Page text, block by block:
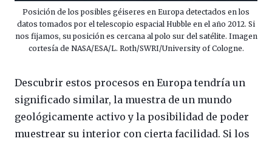
Posición de los posibles géiseres en Europa detectados en los
datos tomados por el telescopio espacial Hubble en el año 2012. Si
nos fijamos, su posición es cercana al polo sur del satélite. Imagen
cortesía de NASA/ESA/L. Roth/SWRI/University of Cologne.
Descubrir estos procesos en Europa tendría un
significado similar, la muestra de un mundo
geológicamente activo y la posibilidad de poder
muestrear su interior con cierta facilidad. Si los